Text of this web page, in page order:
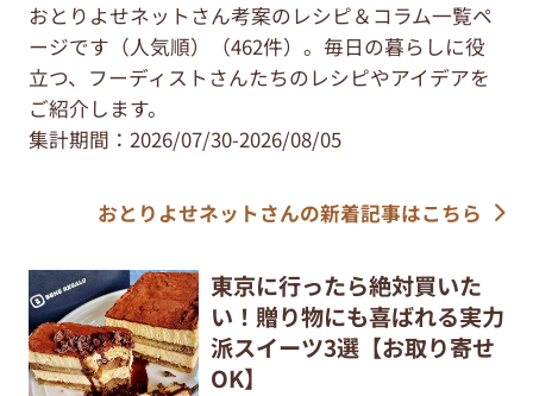
おとりよせネットさん考案のレシピ＆コラム一覧ペ
ージです（人気順）（462件）。毎日の暮らしに役
立つ、フーディストさんたちのレシピやアイデアを
ご紹介します。
集計期間：2026/07/30-2026/08/05
おとりよせネットさんの新着記事はこちら
東京に行ったら絶対買いた
い！贈り物にも喜ばれる実力
派スイーツ3選【お取り寄せ
OK】